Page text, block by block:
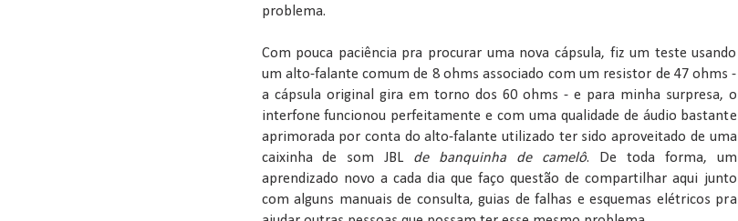
problema.
Com pouca paciência pra procurar uma nova cápsula, fiz um teste usando
um alto-falante comum de 8 ohms associado com um resistor de 47 ohms -
a cápsula original gira em torno dos 60 ohms - e para minha surpresa, o
interfone funcionou perfeitamente e com uma qualidade de áudio bastante
aprimorada por conta do alto-falante utilizado ter sido aproveitado de uma
caixinha de som JBL de banquinha de camelô. De toda forma, um
aprendizado novo a cada dia que faço questão de compartilhar aqui junto
com alguns manuais de consulta, guias de falhas e esquemas elétricos pra